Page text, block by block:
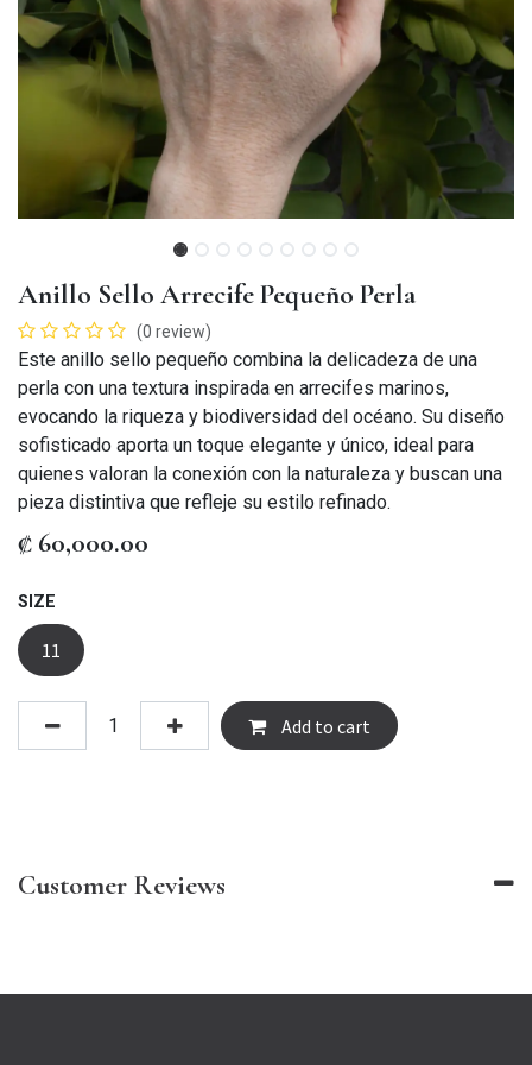
Anillo Sello Arrecife Pequeño Perla
(0 review)
Este anillo sello pequeño combina la delicadeza de una
perla con una textura inspirada en arrecifes marinos,
evocando la riqueza y biodiversidad del océano. Su diseño
sofisticado aporta un toque elegante y único, ideal para
quienes valoran la conexión con la naturaleza y buscan una
pieza distintiva que refleje su estilo refinado.
₡ 60,000.00
SIZE
11
Add to cart
Customer Reviews